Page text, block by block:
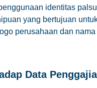
identitas
yang bertujuan
perusahaan dan
Data